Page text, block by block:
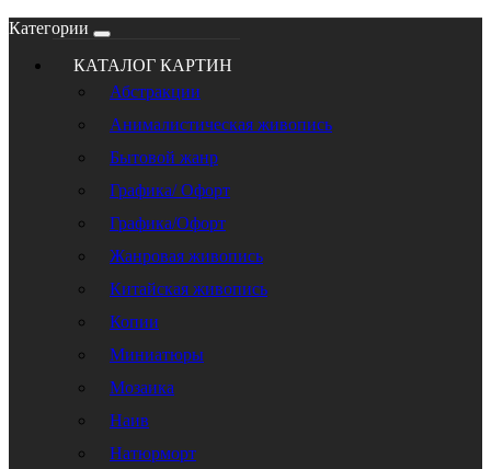
Категории
КАТАЛОГ КАРТИН
Абстракции
Анималистическая живопись
Бытовой жанр
Графика/ Офорт
Графика/Офорт
Жанровая живопись
Китайская живопись
Копии
Миниатюры
Мозаика
Наив
Натюрморт